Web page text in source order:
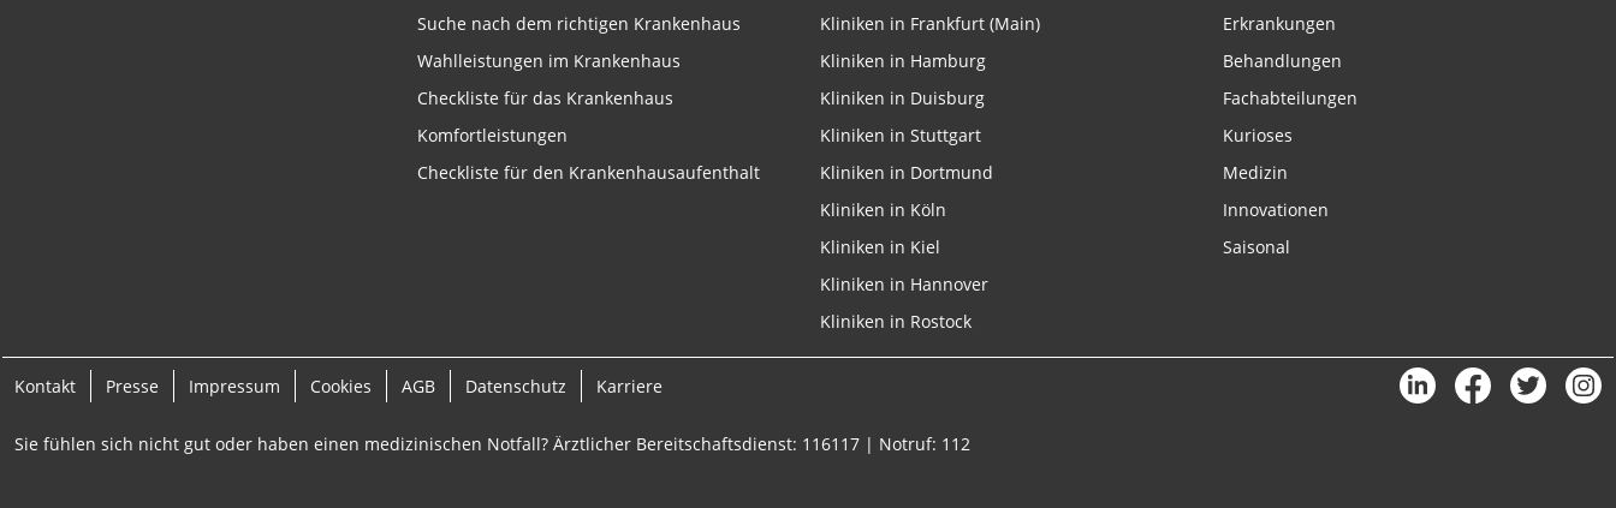
Suche nach dem richtigen Krankenhaus
Wahlleistungen im Krankenhaus
Checkliste für das Krankenhaus
Komfortleistungen
Checkliste für den Krankenhausaufenthalt
Kliniken in Frankfurt (Main)
Kliniken in Hamburg
Kliniken in Duisburg
Kliniken in Stuttgart
Kliniken in Dortmund
Kliniken in Köln
Kliniken in Kiel
Kliniken in Hannover
Kliniken in Rostock
Erkrankungen
Behandlungen
Fachabteilungen
Kurioses
Medizin
Innovationen
Saisonal
Kontakt Presse Impressum Cookies AGB Datenschutz Karriere
Sie fühlen sich nicht gut oder haben einen medizinischen Notfall? Ärztlicher Bereitschaftsdienst: 116117 | Notruf: 112